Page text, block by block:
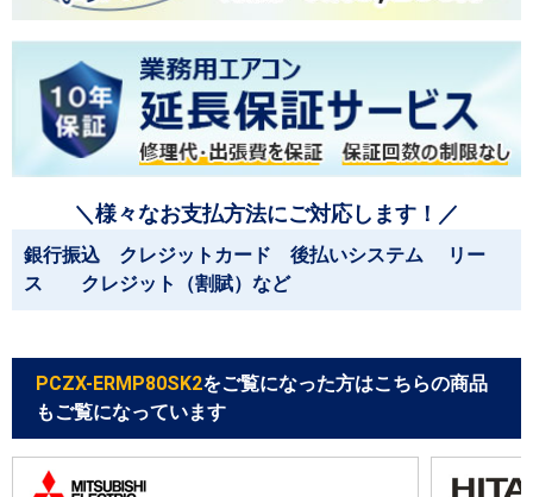
＼様々なお支払方法にご対応します！／
銀行振込 クレジットカード 後払いシステム リー
ス クレジット（割賦）など
PCZX-ERMP80SK2をご覧になった方はこちらの商品
もご覧になっています